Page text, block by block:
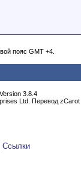
пояс GMT +4.
3.8.4
Ltd. Перевод zCarot
Ссылки